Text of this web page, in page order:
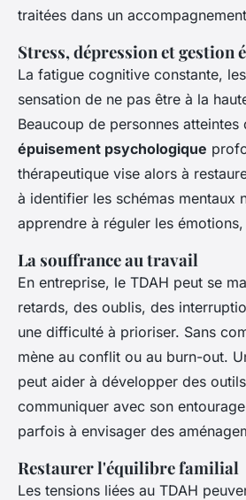
traitées dans un
Stress, dépression et gestion
La fatigue cognitive constante,
sensation de ne pas être à la
Beaucoup de personnes atteintes
épuisement psychologique
thérapeutique vise alors à
à identifier les schémas mentaux
apprendre à réguler les
La souffrance au travail
En entreprise, le TDAH peut se
retards, des oublis, des
une difficulté à prioriser. Sans
mène au conflit ou au burn-out.
peut aider à développer des
communiquer avec son
parfois à envisager des
Restaurer l'équilibre familial
Les tensions liées au TDAH